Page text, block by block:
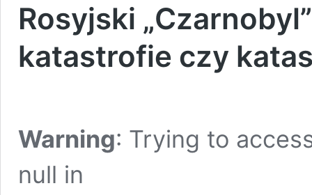
Rosyjski
katastrofie czy
Warning: Trying to
null in